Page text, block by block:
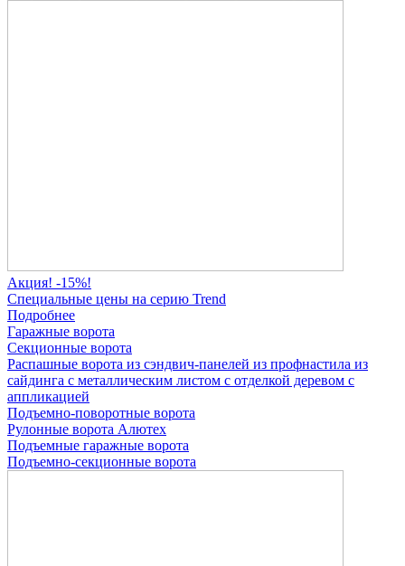
Акция! -15%!
Специальные цены на серию Trend
Подробнее
Гаражные ворота
Секционные ворота
Распашные ворота из сэндвич-панелей из профнастила из
сайдинга с металлическим листом с отделкой деревом с
аппликацией
Подъемно-поворотные ворота
Рулонные ворота Алютех
Подъемные гаражные ворота
Подъемно-секционные ворота